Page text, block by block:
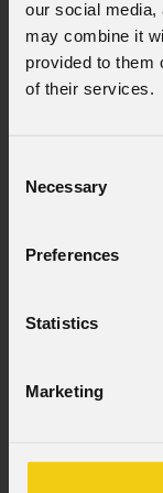
our social media,
may combine it
provided to them
of their services.
Selection
Necessary
Preferences
Statistics
Marketing
News
06 Agosto
L'edizione
leggendaria
musica, magia e